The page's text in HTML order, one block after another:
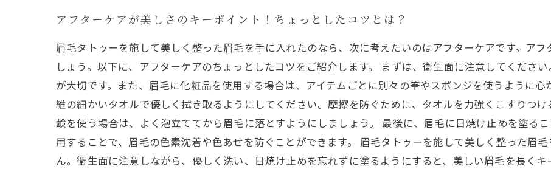
アフターケアが美しさのキーポイント！ちょっとしたコツとは？
眉毛タトゥーを施して美しく整った眉毛を手に入れたのなら、次に考えたいのはアフターケアです。ア
しょう。以下に、アフターケアのちょっとしたコツをご紹介します。 まずは、衛生面に注意してくださ
が大切です。また、眉毛に化粧品を使用する場合は、アイテムごとに別々の筆やスポンジを使うように
維の細かいタオルで優しく拭き取るようにしてください。摩擦を防ぐために、タオルを力強くこすりつ
鹸を使う場合は、よく泡立ててから眉毛に落とすようにしましょう。 最後に、眉毛に日焼け止めを塗る
用することで、眉毛の色素沈着や色あせを防ぐことができます。 眉毛タトゥーを施して美しく整った眉
ん。衛生面に注意しながら、優しく洗い、日焼け止めを忘れずに塗るようにすると、美しい眉毛を長くキ